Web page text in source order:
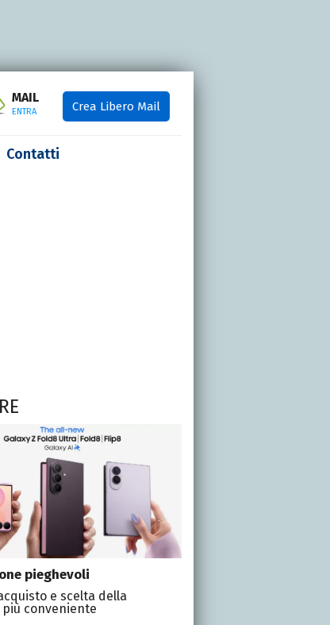
MAIL
ENTRA Crea Libero Mail
Contatti
pieghevoli
e scelta della
conveniente